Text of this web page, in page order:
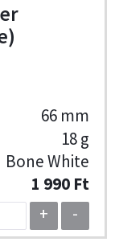
66 mm
18 g
Bone White
1 990 Ft
+
-